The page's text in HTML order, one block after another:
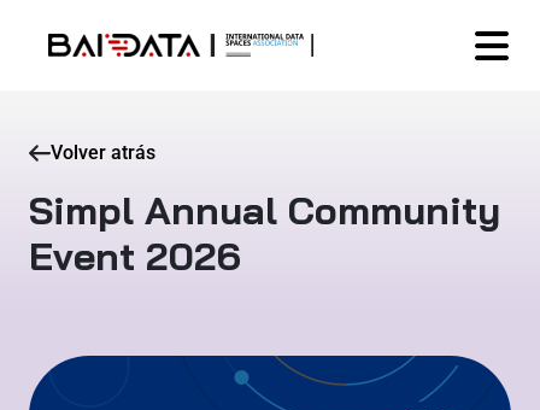
Volver atrás
Simpl Annual Community
Event 2026